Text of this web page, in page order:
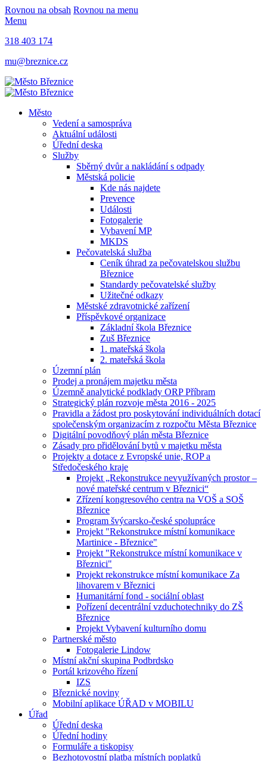
Rovnou na obsah Rovnou na menu
Menu
318 403 174
mu@breznice.cz
Město
Vedení a samospráva
Aktuální události
Úřední deska
Služby
Sběrný dvůr a nakládání s odpady
Městská policie
Kde nás najdete
Prevence
Události
Fotogalerie
Vybavení MP
MKDS
Pečovatelská služba
Ceník úhrad za pečovatelskou službu
Březnice
Standardy pečovatelské služby
Užitečné odkazy
Městské zdravotnické zařízení
Příspěvkové organizace
Základní škola Březnice
Zuš Březnice
1. mateřská škola
2. mateřská škola
Územní plán
Prodej a pronájem majetku města
Územně analytické podklady ORP Příbram
Strategický plán rozvoje města 2016 - 2025
Pravidla a žádost pro poskytování individuálních dotací
společenským organizacím z rozpočtu Města Březnice
Digitální povodňový plán města Březnice
Zásady pro přidělování bytů v majetku města
Projekty a dotace z Evropské unie, ROP a
Středočeského kraje
Projekt „Rekonstrukce nevyužívaných prostor –
nové mateřské centrum v Březnici“
Zřízení kongresového centra na VOŠ a SOŠ
Březnice
Program švýcarsko-české spolupráce
Projekt "Rekonstrukce místní komunikace
Martinice - Březnice"
Projekt "Rekonstrukce místní komunikace v
Březnici"
Projekt rekonstrukce místní komunikace Za
lihovarem v Březnici
Humanitární fond - sociální oblast
Pořízení decentrální vzduchotechniky do ZŠ
Březnice
Projekt Vybavení kulturního domu
Partnerské město
Fotogalerie Lindow
Místní akční skupina Podbrdsko
Portál krizového řízení
IZS
Březnické noviny
Mobilní aplikace ÚŘAD v MOBILU
Úřad
Úřední deska
Úřední hodiny
Formuláře a tiskopisy
Bezhotovostní platba místních poplatků